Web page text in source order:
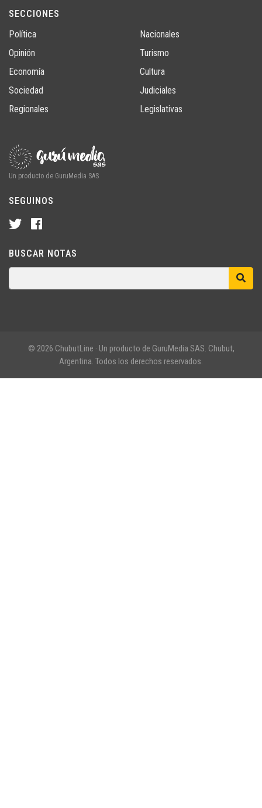
SECCIONES
Política
Opinión
Economía
Sociedad
Regionales
Nacionales
Turismo
Cultura
Judiciales
Legislativas
Un producto de GuruMedia SAS
SEGUINOS
BUSCAR NOTAS
© 2026 ChubutLine · Un producto de GuruMedia SAS. Chubut,
Argentina. Todos los derechos reservados.